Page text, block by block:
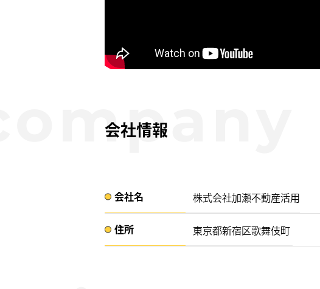
会社情報
会社名​ 株式会社加瀬不動産活用
住所​​ 東京都新宿区歌舞伎町 ​